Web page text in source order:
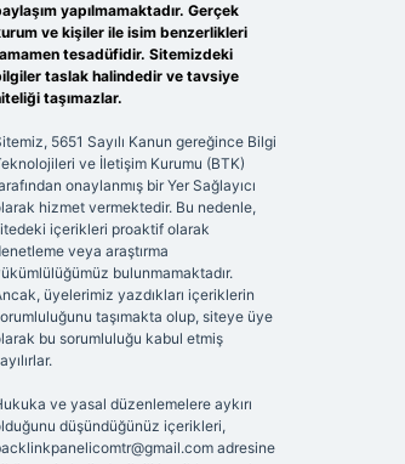
yapılmamaktadır. Gerçek
ve kişiler ile isim benzerlikleri
tesadüfidir. Sitemizdeki
taslak halindedir ve tavsiye
taşımazlar.
5651 Sayılı Kanun gereğince Bilgi
ve İletişim Kurumu (BTK)
onaylanmış bir Yer Sağlayıcı
hizmet vermektedir. Bu nedenle,
içerikleri proaktif olarak
veya araştırma
bulunmamaktadır.
üyelerimiz yazdıkları içeriklerin
taşımakta olup, siteye üye
bu sorumluluğu kabul etmiş
ve yasal düzenlemelere aykırı
düşündüğünüz içerikleri,
adresine